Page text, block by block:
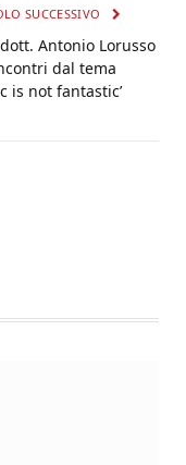
SUCCESSIVO
Antonio Lorusso
dal tema
is not fantastic’